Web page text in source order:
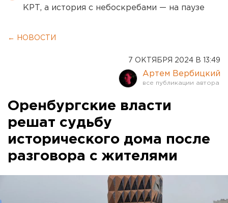
КРТ, а история с небоскребами — на паузе
← НОВОСТИ
7 ОКТЯБРЯ 2024 В 13:49
Артем Вербицкий
Оренбургские власти
решат судьбу
исторического дома после
разговора с жителями